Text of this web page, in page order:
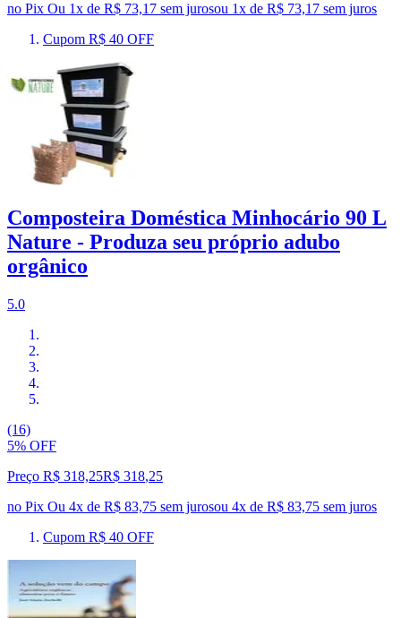
no Pix Ou 1x de R$ 73,17 sem jurosou 1x de R$ 73,17 sem juros
Cupom R$ 40 OFF
Composteira Doméstica Minhocário 90 L
Nature - Produza seu próprio adubo
orgânico
5.0
(16)
5% OFF
Preço R$ 318,25R$ 318,25
no Pix Ou 4x de R$ 83,75 sem jurosou 4x de R$ 83,75 sem juros
Cupom R$ 40 OFF